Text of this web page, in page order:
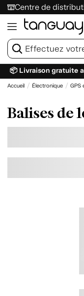
Centre de
📦 Livraison gratuite
Accueil Électronique GPS
Balises de